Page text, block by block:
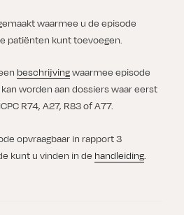
waarmee u de episode
patiënten kunt toevoegen.
beschrijvingwaarmee episode
worden aan dossiers waar eerst
R74, A27, R83 of A77.
opvraagbaar in rapport 3
kunt u vinden in de handleiding.